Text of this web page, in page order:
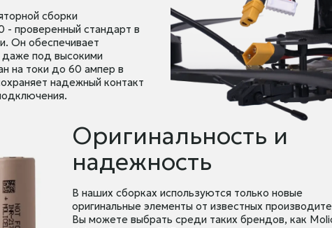
сборки
- проверенный стандарт в
Он обеспечивает
под высокими
на токи до 60 ампер в
надежный контакт
Оригинальность и
надежность
В наших сборках используются только новые
оригинальные элементы от известных
Вы можете выбрать среди таких брендов, как